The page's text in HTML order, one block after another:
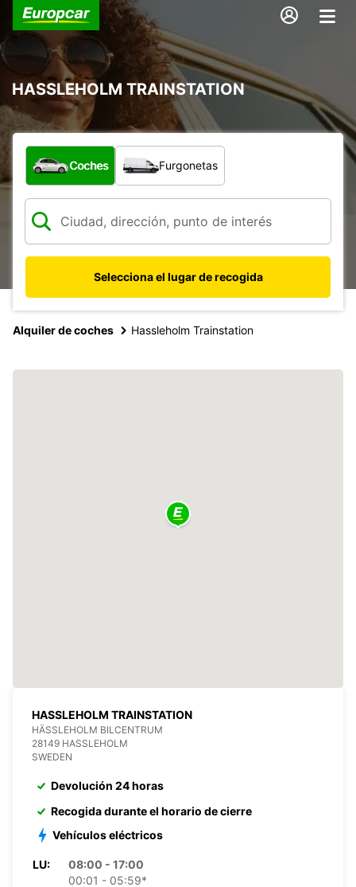
HASSLEHOLM TRAINSTATION
¿Qué tipo de vehículo?
Coches Furgonetas
Selecciona el lugar de recogida
Alquiler de coches Hassleholm Trainstation
HASSLEHOLM TRAINSTATION
HÄSSLEHOLM BILCENTRUM
28149 HASSLEHOLM
SWEDEN
Devolución 24 horas
Recogida durante el horario de cierre
Vehículos eléctricos
LU:
08:00 - 17:00
00:01 - 05:59*